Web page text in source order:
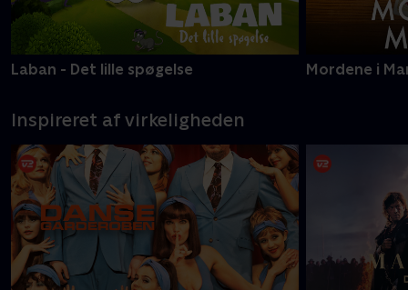
Laban - Det lille spøgelse Mordene i
Inspireret af virkeligheden